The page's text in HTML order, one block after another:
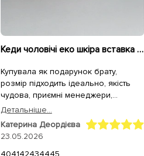
Кеди чоловічі еко шкіра вставка замш 594889 Білі
Купувала як подарунок брату,
розмір підходить ідеально, якість
чудова, приємні менеджери,
посилку відправили максимально
Детальнiше...
Катерина Деордієва
23.05.2026